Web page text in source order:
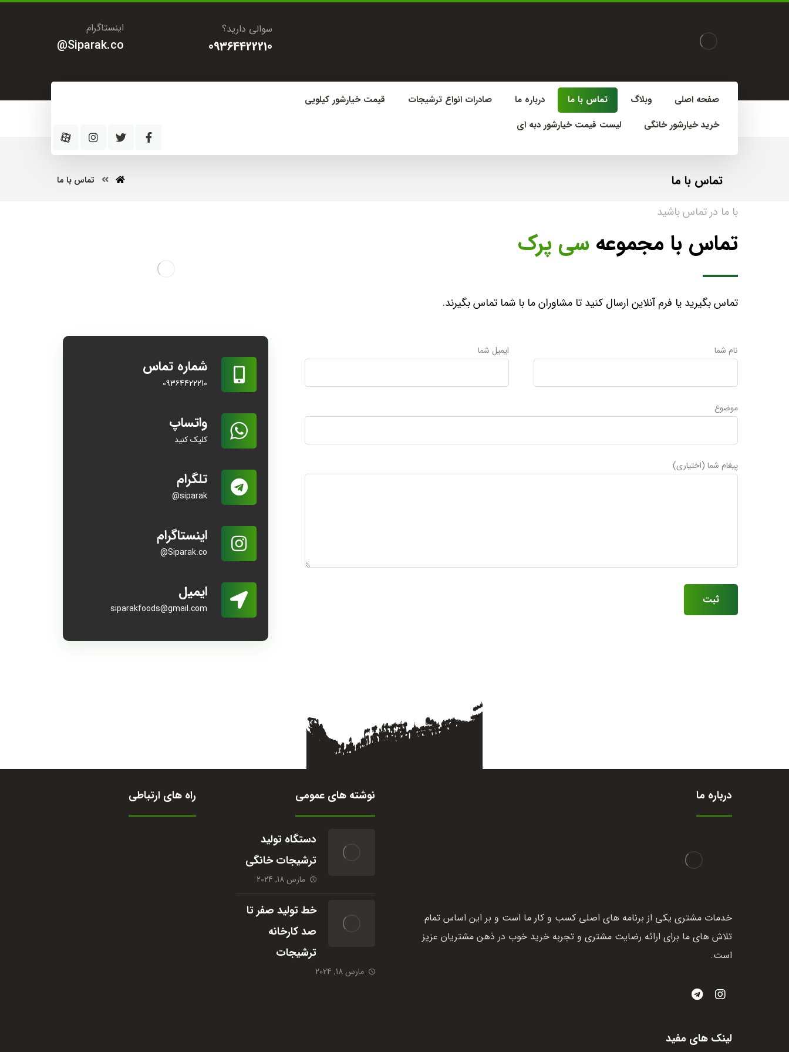
اینستاگرام
Siparak.co@
سوالی دارید؟
09364422210
صفحه اصلی وبلاگ تماس با ما درباره ما صادرات انواع ترشیجات
قیمت خیارشور کیلویی
خرید خیارشور خانگی
لیست قیمت خیارشور دبه ای
تماس با ما تماس با ما
با ما در تماس باشید
تماس با مجموعه سی پرک
تماس بگیرید یا فرم آنلاین ارسال کنید تا مشاوران ما با شما تماس بگیرند.
نام شما ایمیل شما
موضوع
پیغام شما (اختیاری)
شماره تماس
09364422210
واتساپ
کلیک کنید
تلگرام
siparak@
اینستاگرام
Siparak.co@
ایمیل
siparakfoods@gmail.com
درباره ما
خدمات مشتری یکی از برنامه های اصلی کسب و کار ما است و بر این اساس تمام
تلاش های ما برای ارائه رضایت مشتری و تجربه خرید خوب در ذهن مشتریان عزیز
است.
لینک های مفید
نوشته های عمومی
دستگاه تولید
ترشیجات خانگی
مارس 18, 2024
خط تولید صفر تا
صد کارخانه
ترشیجات
مارس 18, 2024
راه های ارتباطی